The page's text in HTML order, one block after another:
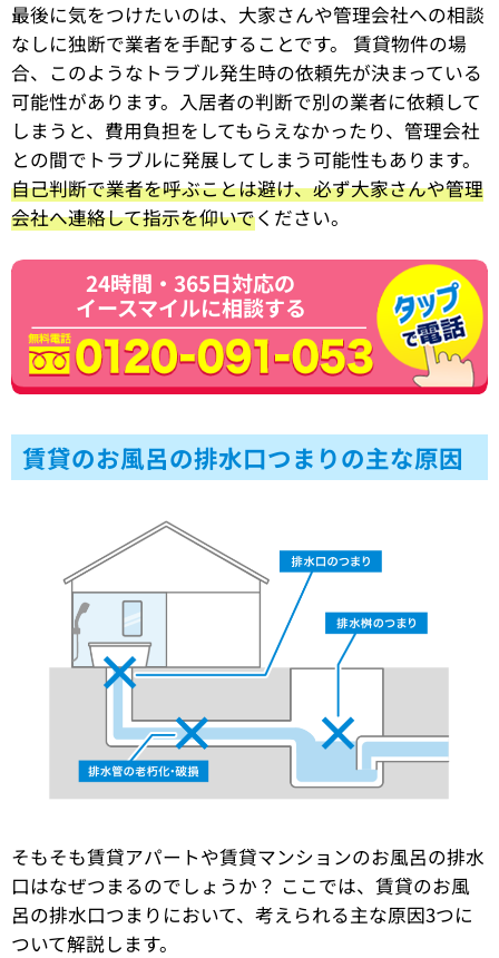
最後に気をつけたいのは、大家さんや管理会社への相談
なしに独断で業者を手配することです。 賃貸物件の場
合、このようなトラブル発生時の依頼先が決まっている
可能性があります。入居者の判断で別の業者に依頼して
しまうと、費用負担をしてもらえなかったり、管理会社
との間でトラブルに発展してしまう可能性もあります。
自己判断で業者を呼ぶことは避け、必ず大家さんや管理
会社へ連絡して指示を仰いでください。
24時間・365日対応の
イースマイルに相談する
賃貸のお風呂の排水口つまりの主な原因
そもそも賃貸アパートや賃貸マンションのお風呂の排水
口はなぜつまるのでしょうか？ ここでは、賃貸のお風
呂の排水口つまりにおいて、考えられる主な原因3つに
ついて解説します。